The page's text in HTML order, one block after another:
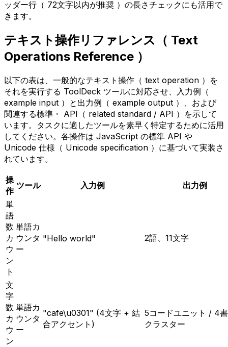
ッダー行（ 72文字以内が推奨 ）の長さチェックにも活用で
きます。
テキスト操作リファレンス（ Text
Operations Reference ）
以下の表は、一般的なテキスト操作（ text operation ）を
それを実行する ToolDeck ツールに対応させ、入力例（
example input ）と出力例（ example output ）、および
関連する標準・ API（ related standard / API ）を示して
います。タスクに適したツールを素早く特定するために活用
してください。各操作は JavaScript の標準 API や
Unicode 仕様（ Unicode specification ）に基づいて実装さ
れています。
操
作
ツール 入力例
出力例
単
語
数
カ
ウ
ン
ト
単語カ
ウンタ
ー
"Hello world" 2語、11文字
文
字
数
カ
ウ
ン
単語カ
ウンタ
ー
"cafe\u0301" (4文字 + 結
合アクセント)
5コードユニット / 4
クラスター